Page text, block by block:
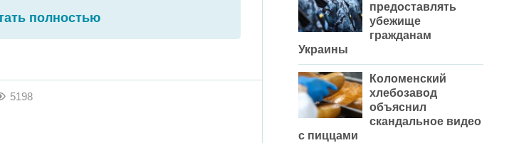
полностью
5198
предоставлять
убежище
гражданам
Украины
Коломенский
хлебозавод
объяснил
скандальное видео
с пиццами